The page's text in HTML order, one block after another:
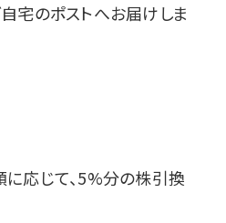
宅のポストへお届けしま
応じて、5%分の株引換